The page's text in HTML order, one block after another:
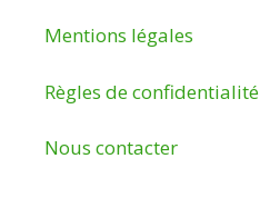
Mentions légales
Règles de confidentialité
Nous contacter